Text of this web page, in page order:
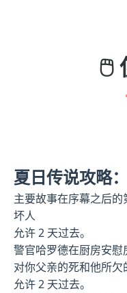
🖱️
夏日传说攻略：
主要故事在序幕之后的
坏人
允许 2 天过去。
警官哈罗德在厨房安慰
对你父亲的死和他所欠
允许 2 天过去。